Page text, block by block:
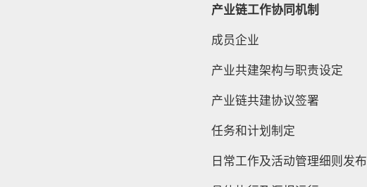
产业链工作协同机制
成员企业
产业共建架构与职责设定
产业链共建协议签署
任务和计划制定
日常工作及活动管理细则发布